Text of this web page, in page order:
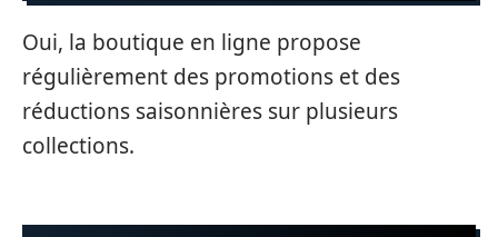
Oui, la boutique en ligne propose
régulièrement des promotions et des
réductions saisonnières sur plusieurs
collections.